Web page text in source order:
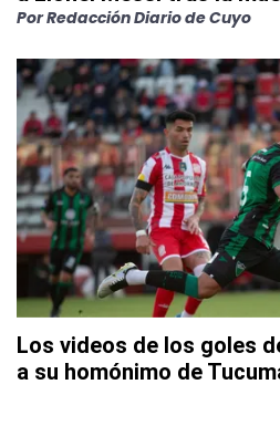
PorRedacción Diario de Cuyo
Los videos de los goles
a su homónimo de